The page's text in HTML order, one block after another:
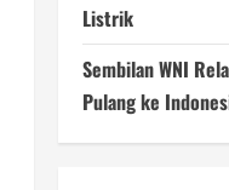
Listrik
Sembilan WNI
Pulang ke